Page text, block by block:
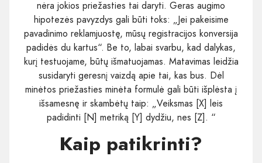
nėra jokios priežasties tai daryti. Geras augimo
hipotezės pavyzdys gali būti toks: „Jei pakeisime
pavadinimo reklamjuostę, mūsų registracijos konversija
padidės du kartus“. Be to, labai svarbu, kad dalykas,
kurį testuojame, būtų išmatuojamas. Matavimas leidžia
susidaryti geresnį vaizdą apie tai, kas bus. Dėl
minėtos priežasties minėta formulė gali būti išplėsta į
išsamesnę ir skambėtų taip: „Veiksmas [X] leis
padidinti [N] metriką [Y] dydžiu, nes [Z]. “
Kaip patikrinti?